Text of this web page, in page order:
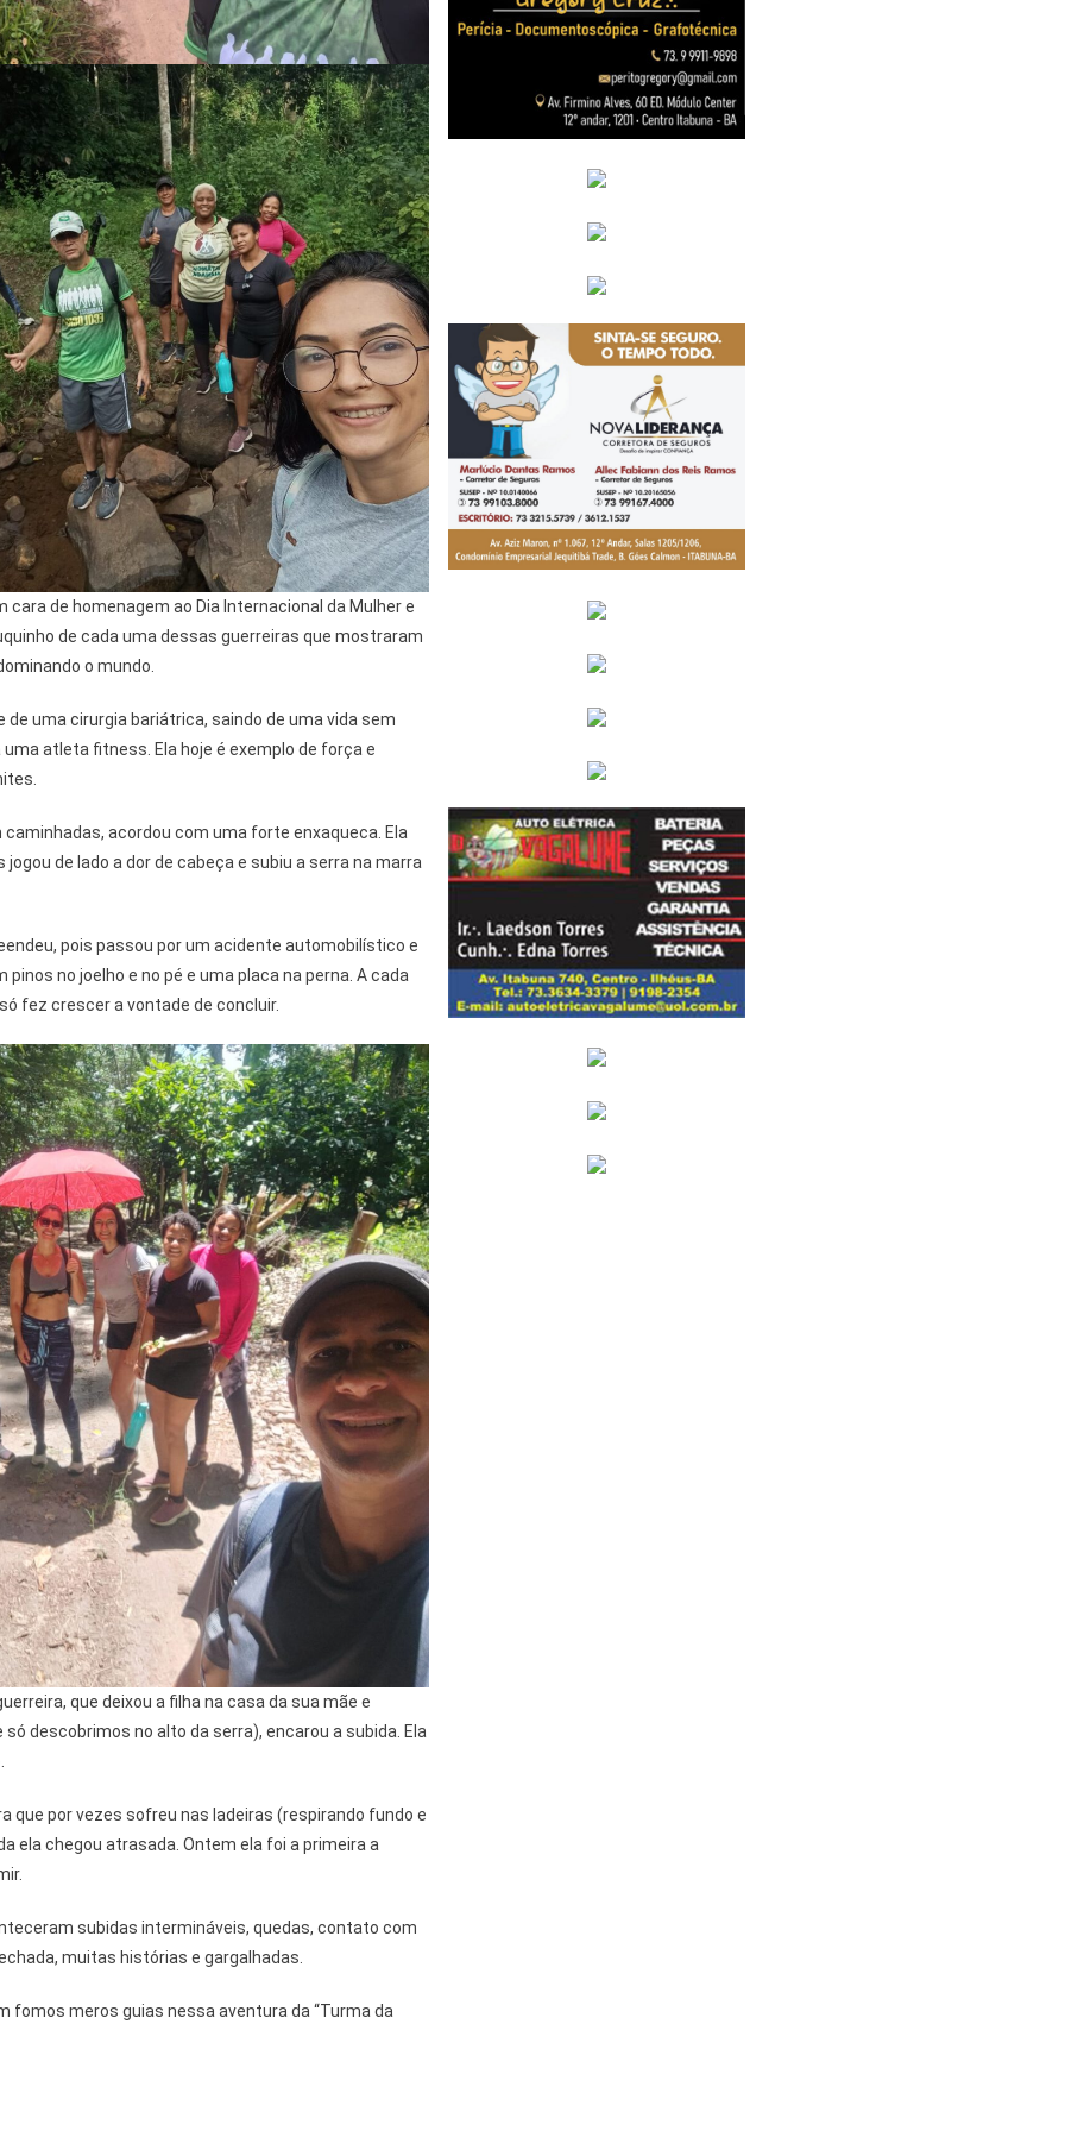
cara de homenagem ao Dia Internacional da Mulher e
de cada uma dessas guerreiras que mostraram
o mundo.
uma cirurgia bariátrica, saindo de uma vida sem
atleta fitness. Ela hoje é exemplo de força e
acordou com uma forte enxaqueca. Ela
de lado a dor de cabeça e subiu a serra na marra
pois passou por um acidente automobilístico e
no joelho e no pé e uma placa na perna. A cada
fez crescer a vontade de concluir.
que deixou a filha na casa da sua mãe e
descobrimos no alto da serra), encarou a subida. Ela
que por vezes sofreu nas ladeiras (respirando fundo e
ela chegou atrasada. Ontem ela foi a primeira a
subidas intermináveis, quedas, contato com
muitas histórias e gargalhadas.
fomos meros guias nessa aventura da “Turma da